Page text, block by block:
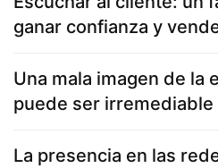
ganar confianza y
Una mala imagen de la
puede ser irremediable
La presencia en las